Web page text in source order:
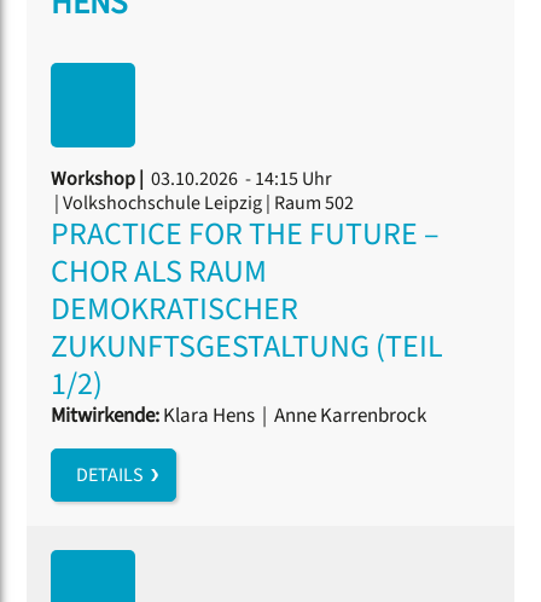
Workshop | 03.10.2026 - 14:15 Uhr
| Volkshochschule Leipzig | Raum 502
PRACTICE FOR THE FUTURE –
CHOR ALS RAUM
DEMOKRATISCHER
ZUKUNFTSGESTALTUNG (TEIL
1/2)
Mitwirkende:Klara Hens | Anne Karrenbrock
DETAILS